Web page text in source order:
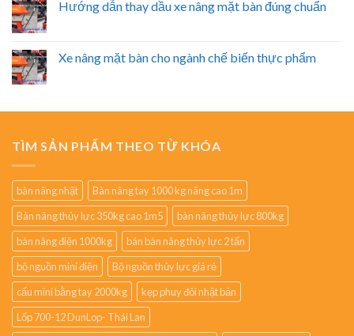
Hướng dẫn thay dầu xe nâng mặt bàn đúng chuẩn
Xe nâng mặt bàn cho ngành chế biến thực phẩm
TÌM SẢN PHẨM THEO TỪ KHÓA
bàn nâng nhật
Bàn nâng tay 1000 kg nâng cao 1m
Bàn nâng thủy lực 350kg cao 1m5
bàn nâng thủy lực 800kg
bàn nâng điện 1000kg
bán bàn nâng thủy lực 2 tấn
bộ nguồn mini điện
Bộ nguồn thủy lực giá rẻ
cẩu mini bằng tay 2000kg
kẹp phuy đôi nhật bản
Lốp 700-12 DunLop- Thái Lan